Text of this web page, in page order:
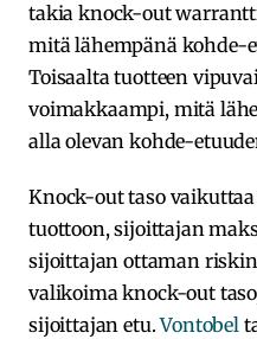
takia knock-out
mitä lähempänä kohde-
Toisaalta tuotteen
voimakkaampi, mitä
alla olevan kohde-
Knock-out taso
tuottoon, sijoittajan
sijoittajan ottaman
valikoima knock-out
sijoittajan etu.Vontobel